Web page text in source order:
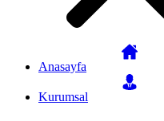
Anasayfa
Kurumsal